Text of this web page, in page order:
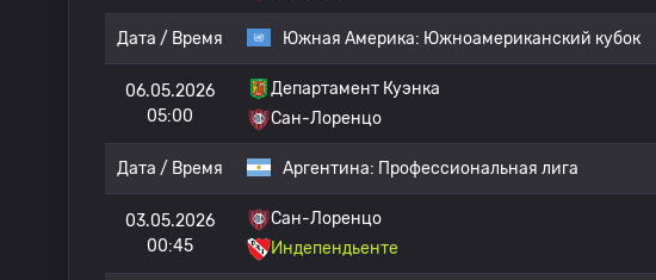
Дата / Время Южная Америка: Южноамериканский кубок
06.05.2026
05:00
Департамент Куэнка
Сан-Лоренцо
Дата / Время Аргентина: Профессиональная лига
03.05.2026
00:45
Сан-Лоренцо
Индепендьенте